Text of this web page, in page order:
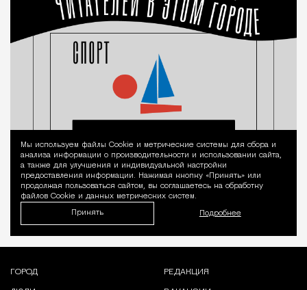
Уведомление
Мы используем файлы Сookie и метрические системы для сбора и
анализа информации о производительности и использовании сайта,
а также для улучшения и индивидуальной настройки
предоставления информации. Нажимая кнопку «Принять» или
продолжая пользоваться сайтом, вы соглашаетесь на обработку
файлов Cookie и данных метрических систем.
Принять Подробнее
ГОРОД РЕДАКЦИЯ